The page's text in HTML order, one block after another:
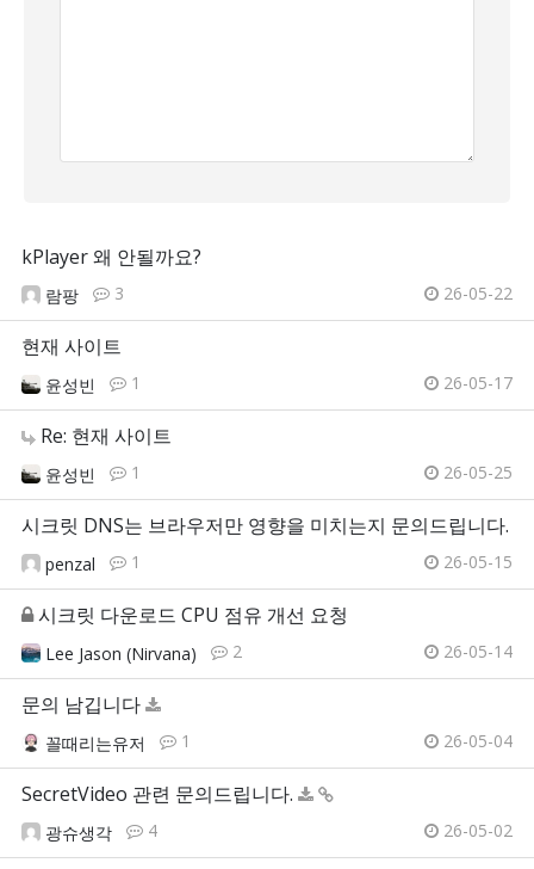
kPlayer 왜 안될까요?
람팡 3 26-05-22
현재 사이트
윤성빈 1 26-05-17
Re: 현재 사이트
윤성빈 1 26-05-25
시크릿 DNS는 브라우저만 영향을 미치는지 문의드립니다.
penzal 1 26-05-15
시크릿 다운로드 CPU 점유 개선 요청
Lee Jason (Nirvana) 2 26-05-14
문의 남깁니다
꼴때리는유저 1 26-05-04
SecretVideo 관련 문의드립니다.
광슈생각 4 26-05-02